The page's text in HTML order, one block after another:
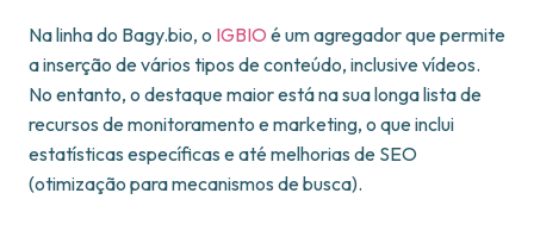
Na linha do Bagy.bio, o IGBIO é um agregador que permite
a inserção de vários tipos de conteúdo, inclusive vídeos.
No entanto, o destaque maior está na sua longa lista de
recursos de monitoramento e marketing, o que inclui
estatísticas específicas e até melhorias de SEO
(otimização para mecanismos de busca).